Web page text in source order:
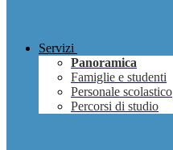
Servizi
Panoramica
Famiglie e studenti
Personale scolastico
Percorsi di studio